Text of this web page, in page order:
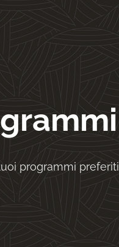
programmi preferiti